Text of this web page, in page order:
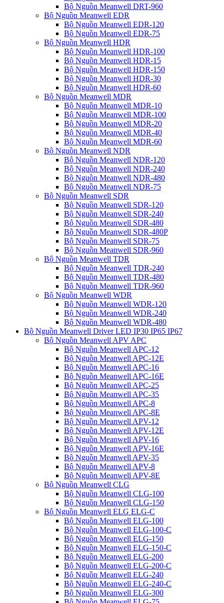
Bộ Nguồn Meanwell DRT-960
Bộ Nguồn Meanwell EDR
Bộ Nguồn Meanwell EDR-120
Bộ Nguồn Meanwell EDR-75
Bộ Nguồn Meanwell HDR
Bộ Nguồn Meanwell HDR-100
Bộ Nguồn Meanwell HDR-15
Bộ Nguồn Meanwell HDR-150
Bộ Nguồn Meanwell HDR-30
Bộ Nguồn Meanwell HDR-60
Bộ Nguồn Meanwell MDR
Bộ Nguồn Meanwell MDR-10
Bộ Nguồn Meanwell MDR-100
Bộ Nguồn Meanwell MDR-20
Bộ Nguồn Meanwell MDR-40
Bộ Nguồn Meanwell MDR-60
Bộ Nguồn Meanwell NDR
Bộ Nguồn Meanwell NDR-120
Bộ Nguồn Meanwell NDR-240
Bộ Nguồn Meanwell NDR-480
Bộ Nguồn Meanwell NDR-75
Bộ Nguồn Meanwell SDR
Bộ Nguồn Meanwell SDR-120
Bộ Nguồn Meanwell SDR-240
Bộ Nguồn Meanwell SDR-480
Bộ Nguồn Meanwell SDR-480P
Bộ Nguồn Meanwell SDR-75
Bộ Nguồn Meanwell SDR-960
Bộ Nguồn Meanwell TDR
Bộ Nguồn Meanwell TDR-240
Bộ Nguồn Meanwell TDR-480
Bộ Nguồn Meanwell TDR-960
Bộ Nguồn Meanwell WDR
Bộ Nguồn Meanwell WDR-120
Bộ Nguồn Meanwell WDR-240
Bộ Nguồn Meanwell WDR-480
Bộ Nguồn Meanwell Driver LED IP30 IP65 IP67
Bộ Nguồn Meanwell APV APC
Bộ Nguồn Meanwell APC-12
Bộ Nguồn Meanwell APC-12E
Bộ Nguồn Meanwell APC-16
Bộ Nguồn Meanwell APC-16E
Bộ Nguồn Meanwell APC-25
Bộ Nguồn Meanwell APC-35
Bộ Nguồn Meanwell APC-8
Bộ Nguồn Meanwell APC-8E
Bộ Nguồn Meanwell APV-12
Bộ Nguồn Meanwell APV-12E
Bộ Nguồn Meanwell APV-16
Bộ Nguồn Meanwell APV-16E
Bộ Nguồn Meanwell APV-35
Bộ Nguồn Meanwell APV-8
Bộ Nguồn Meanwell APV-8E
Bộ Nguồn Meanwell CLG
Bộ Nguồn Meanwell CLG-100
Bộ Nguồn Meanwell CLG-150
Bộ Nguồn Meanwell ELG ELG-C
Bộ Nguồn Meanwell ELG-100
Bộ Nguồn Meanwell ELG-100-C
Bộ Nguồn Meanwell ELG-150
Bộ Nguồn Meanwell ELG-150-C
Bộ Nguồn Meanwell ELG-200
Bộ Nguồn Meanwell ELG-200-C
Bộ Nguồn Meanwell ELG-240
Bộ Nguồn Meanwell ELG-240-C
Bộ Nguồn Meanwell ELG-300